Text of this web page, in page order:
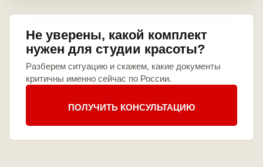
Не уверены, какой комплект
нужен для студии красоты?
Разберем ситуацию и скажем, какие документы
критичны именно сейчас по России.
ПОЛУЧИТЬ КОНСУЛЬТАЦИЮ